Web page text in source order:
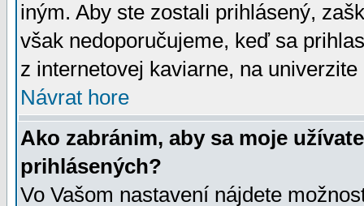
iným. Aby ste zostali prihlásený,
však nedoporučujeme, keď sa
z internetovej kaviarne, na univerzite
Návrat hore
Ako zabránim, aby sa moje
prihlásených?
Vo Vašom nastavení nájdete